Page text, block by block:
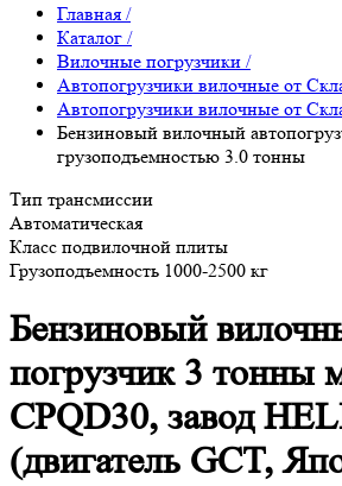
Главная /
Каталог /
Вилочные погрузчики /
Автопогрузчики вилочные от
Автопогрузчики вилочные от
Бензиновый вилочный
грузоподъемностью 3.0 тонны
Тип трансмиссии
Автоматическая
Класс подвилочной плиты
Грузоподъемность 1000-2500 кг
Бензиновый
погрузчик 3 тонны
CPQD30, завод
(двигатель GCT,